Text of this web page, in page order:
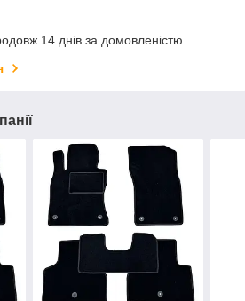
14 днів за домовленістю